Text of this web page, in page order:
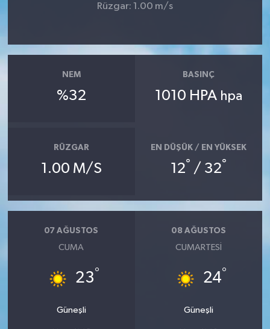
Rüzgar: 1.00 m/s
NEM
%32
BASINÇ
1010 HPA hpa
RÜZGAR
1.00 M/S
EN DÜŞÜK / EN YÜKSEK
12° / 32°
07 AĞUSTOS
CUMA
23°
Güneşli
08 AĞUSTOS
CUMARTESI
24°
Güneşli